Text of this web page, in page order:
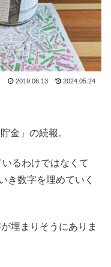
2019.06.13 2024.05.24
金」の続報。
るわけではなくて
き数字を埋めていく
埋まりそうにありま